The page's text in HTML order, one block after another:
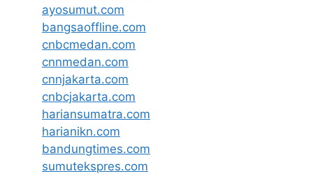
ayosumut.com
bangsaoffline.com
cnbcmedan.com
cnnmedan.com
cnnjakarta.com
cnbcjakarta.com
hariansumatra.com
harianikn.com
bandungtimes.com
sumutekspres.com